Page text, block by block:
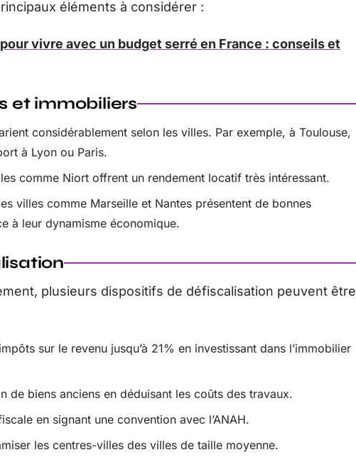
éléments à considérer :
vivre avec un budget serré en France : conseils et
et immobiliers
considérablement selon les villes. Par exemple, à Toulouse,
à Lyon ou Paris.
comme Niort offrent un rendement locatif très intéressant.
villes comme Marseille et Nantes présentent de bonnes
à leur dynamisme économique.
plusieurs dispositifs de défiscalisation peuvent être
sur le revenu jusqu’à 21% en investissant dans l’immobilier
de biens anciens en déduisant les coûts des travaux.
en signant une convention avec l’ANAH.
les centres-villes des villes de taille moyenne.